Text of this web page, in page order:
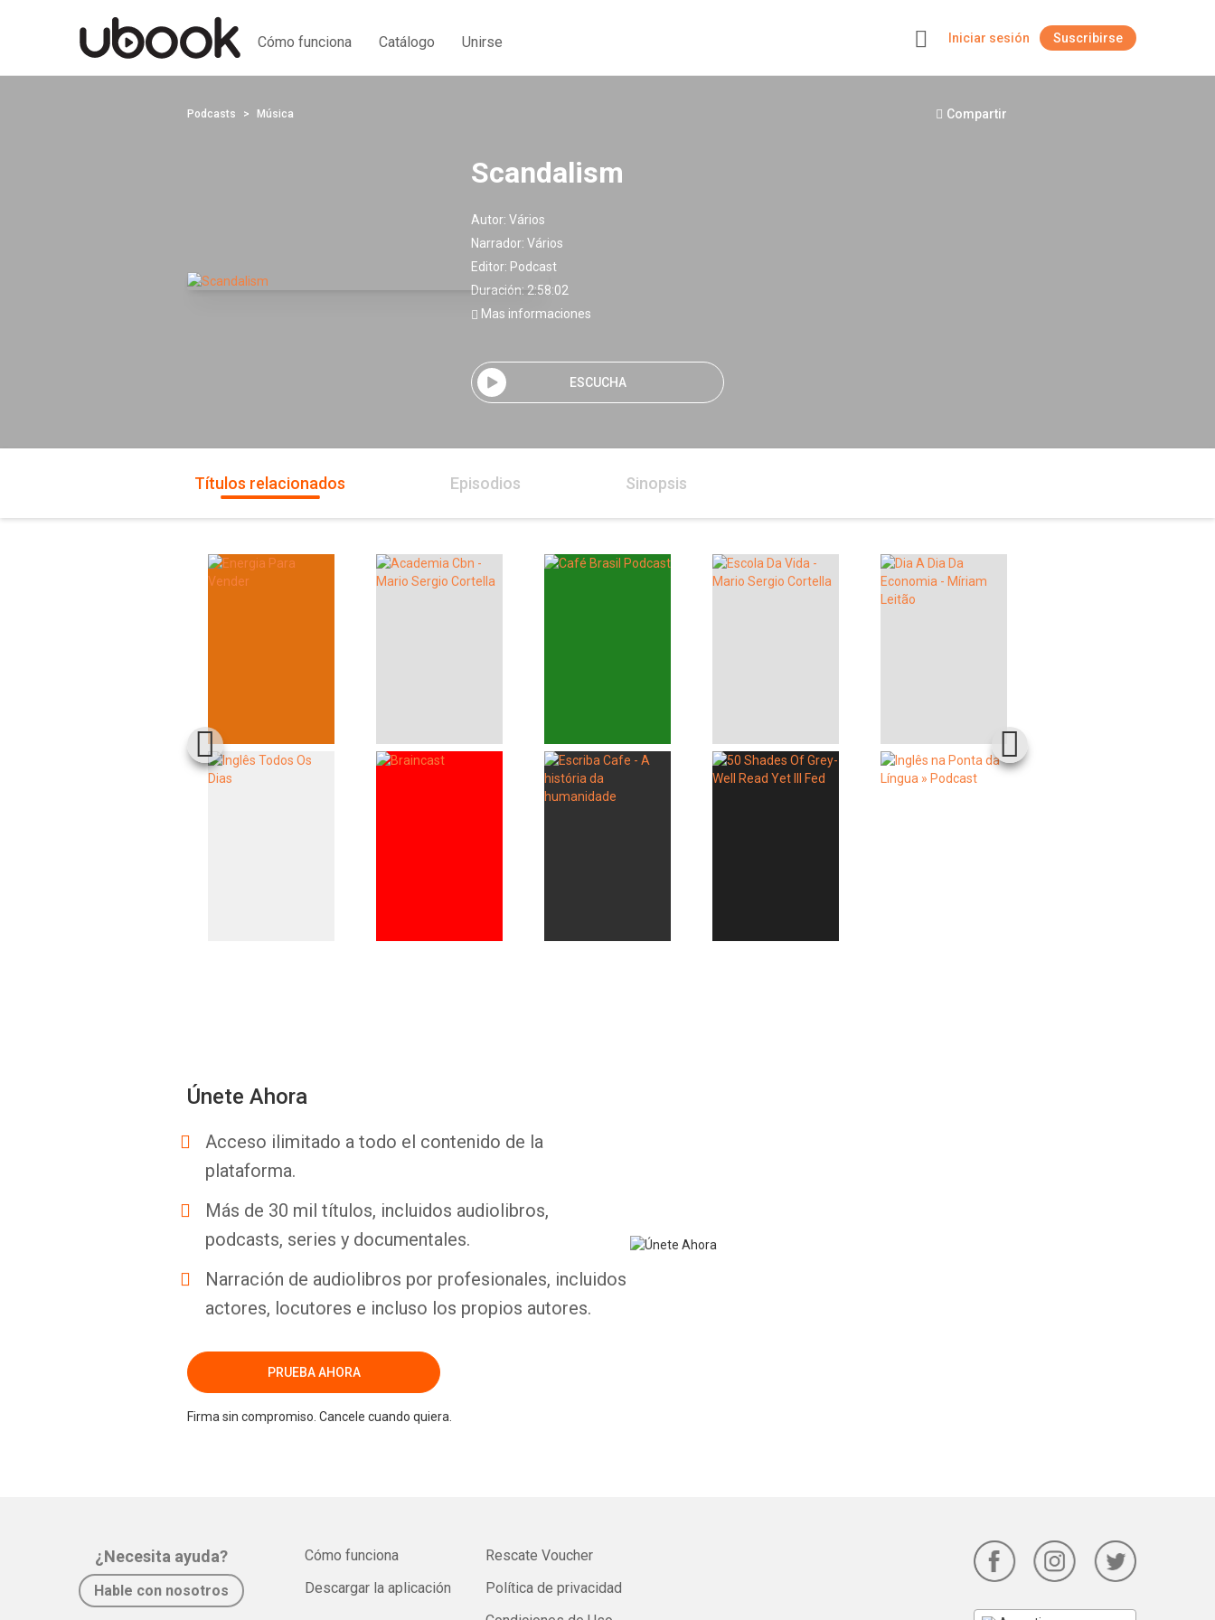
Cómo funciona Catálogo Unirse Iniciar sesión Suscribirse
Podcasts Música Compartir
Scandalism
Autor: Vários
Narrador: Vários
Editor: Podcast
Duración: 2:58:02
Mas informaciones
ESCUCHA
Títulos relacionados Episodios Sinopsis
Únete Ahora
Acceso ilimitado a todo el contenido de la
plataforma.
Más de 30 mil títulos, incluidos audiolibros,
podcasts, series y documentales.
Narración de audiolibros por profesionales, incluidos
actores, locutores e incluso los propios autores.
PRUEBA AHORA
Firma sin compromiso. Cancele cuando quiera.
¿Necesita ayuda?
Hable con nosotros
Cómo funciona
Descargar la aplicación
Rescate Voucher
Política de privacidad